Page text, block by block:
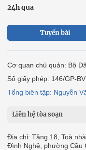
24h qua
Tuyến bài
Cơ quan chủ quản: Bộ
Số giấy phép: 146/GP-
Tổng biên tập: Nguyễn
Liên hệ tòa soạn
Địa chỉ: Tầng 18, Toà
Đình Nghệ, phường Cầu